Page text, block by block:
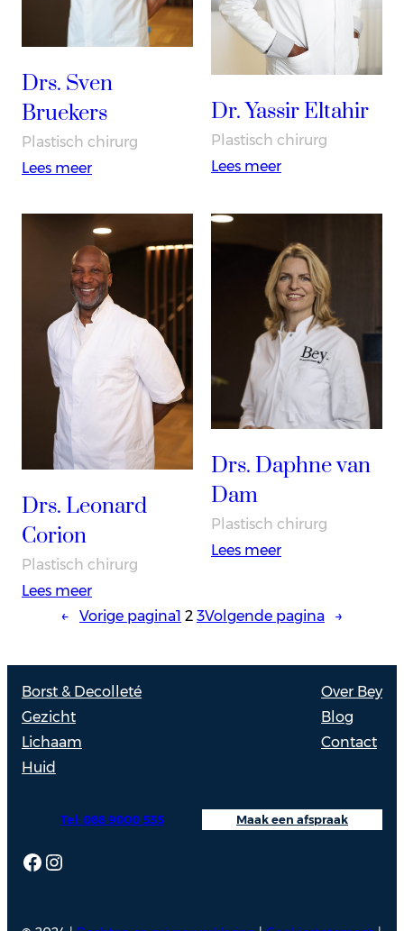
Drs. Sven
Bruekers
Plastisch chirurg
Lees meer:
Sven
Bruekers
Dr. Yassir Eltahir
Plastisch chirurg
Lees meer:
Yassir
Eltahir
Drs. Leonard
Corion
Plastisch chirurg
Lees meer:
Drs.
Corion
Drs. Daphne van
Dam
Plastisch chirurg
Lees meer:
van
← Vorige pagina1 2 3Volgende pagina →
Borst & Decolleté
Gezicht
Lichaam
Huid
Over Bey
Blog
Contact
Facebook
Instagram
Maak een afspraak
Tel: 088 9000 535